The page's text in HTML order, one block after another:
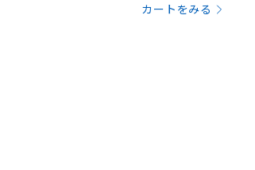
カートをみる